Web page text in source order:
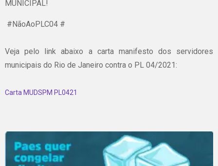
MUNICIPAL!
#NãoAoPLC04 #
Veja pelo link abaixo a carta manifesto dos servidores
municipais do Rio de Janeiro contra o PL 04/2021:
Carta MUDSPM PL0421